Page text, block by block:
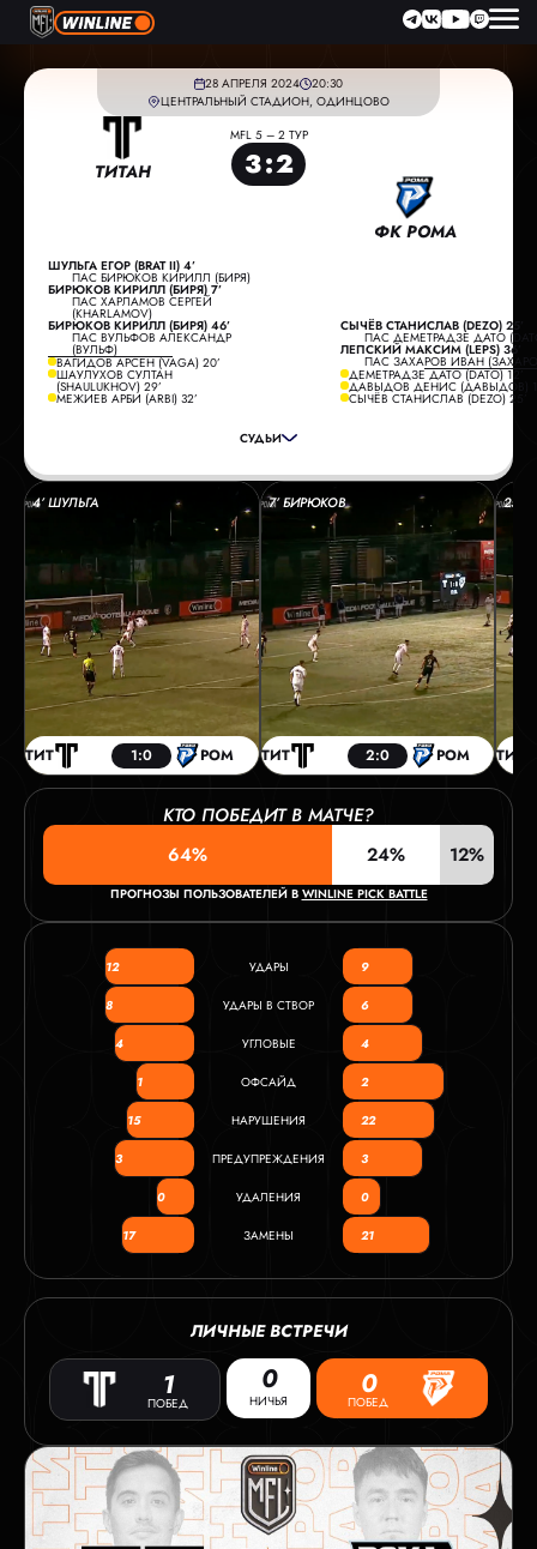
28 АПРЕЛЯ 2024
20:30
ЦЕНТРАЛЬНЫЙ СТАДИОН, ОДИНЦОВО
ТИТАН
ШУЛЬГА ЕГОР (BRAT II) 4’
ПАС БИРЮКОВ КИРИЛЛ (БИРЯ)
БИРЮКОВ КИРИЛЛ (БИРЯ) 7’
ПАС ХАРЛАМОВ СЕРГЕЙ
(KHARLAMOV)
БИРЮКОВ КИРИЛЛ (БИРЯ) 46’
ПАС ВУЛЬФОВ АЛЕКСАНДР
(ВУЛЬФ)
ВАГИДОВ АРСЕН (VAGA) 20’
ШАУЛУХОВ СУЛТАН
(SHAULUKHOV) 29’
МЕЖИЕВ АРБИ (ARBI) 32’
MFL 5 – 2 ТУР
3:2
СУДЬИ
СЫЧЁВ СТАНИСЛАВ (DEZO) 25’
ПАС ДЕМЕТРАДЗЕ ДАТО
ЛЕПСКИЙ МАКСИМ (LEPS) 36’
ПАС ЗАХАРОВ ИВАН
ДЕМЕТРАДЗЕ ДАТО (DATO) 12’
ДАВЫДОВ ДЕНИС (ДАВЫДОВ)
СЫЧЁВ СТАНИСЛАВ (DEZO) 25’
ФК РОМА
ГЛАВНЫЙ СУДЬЯ:
ВОРОБЬЕВ ВЛАДИМИР
ПОМОЩНИК СУДЬИ:
БРАГИН ВАДИМ
РЕЗЕРВНЫЙ СУДЬЯ:ЗОБОВ МАКСИМ
4’ ШУЛЬГА
ТИТ 1:0 РОМ
7’ БИРЮКОВ
ТИТ 2:0 РОМ
25’
ТИТ
КТО ПОБЕДИТ В МАТЧЕ?
64%
24% 12%
ПРОГНОЗЫ ПОЛЬЗОВАТЕЛЕЙ В WINLINE PICK BATTLE
12 УДАРЫ 9
8 УДАРЫ В СТВОР 6
4 УГЛОВЫЕ 4
1 ОФСАЙД 2
15 НАРУШЕНИЯ 22
3 ПРЕДУПРЕЖДЕНИЯ 3
0 УДАЛЕНИЯ 0
17 ЗАМЕНЫ 21
ЛИЧНЫЕ ВСТРЕЧИ
1
ПОБЕД
0
НИЧЬЯ 0
ПОБЕД